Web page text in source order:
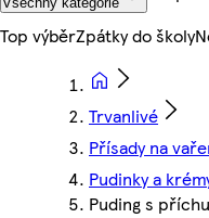
Top výběrZpátky do školy
Trvanlivé
Přísady na
Pudinky a
Puding s